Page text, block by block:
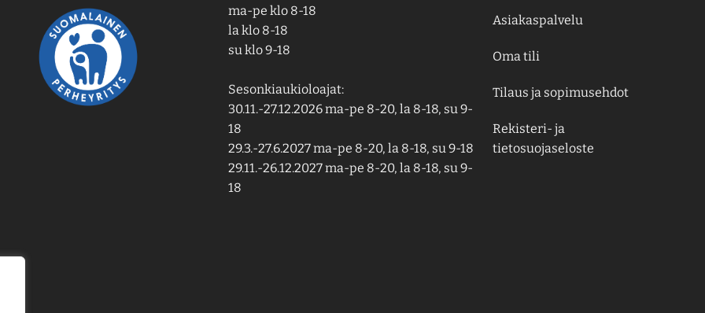
ma-pe klo 8-18
la klo 8-18
su klo 9-18
Sesonkiaukioloajat:
30.11.-27.12.2026 ma-pe 8-20, la 8-18, su 9-
18
29.3.-27.6.2027 ma-pe 8-20, la 8-18, su 9-18
29.11.-26.12.2027 ma-pe 8-20, la 8-18, su 9-
18
Asiakaspalvelu
Oma tili
Tilaus ja sopimusehdot
Rekisteri- ja
tietosuojaseloste